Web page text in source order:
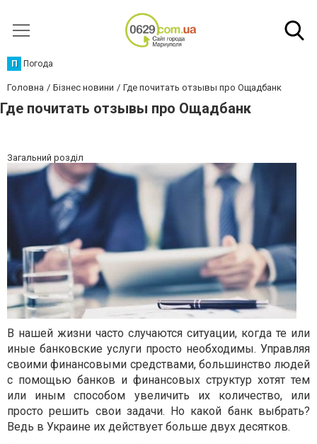
П Погода
Головна Бізнес новини Где почитать отзывы про Ощадбанк
Где почитать отзывы про Ощадбанк
Загальний розділ
В нашей жизни часто случаются ситуации, когда те или
иные банковские услуги просто необходимы. Управляя
своими финансовыми средствами, большинство людей
с помощью банков и финансовых структур хотят тем
или иным способом увеличить их количество, или
просто решить свои задачи. Но какой банк выбрать?
Ведь в Украине их действует больше двух десятков.